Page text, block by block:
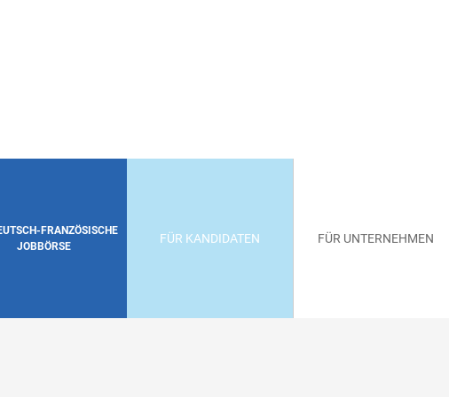
FRANZÖSISCHE
JOBBÖRSE
FÜR KANDIDATEN FÜR UNTERNEHMEN